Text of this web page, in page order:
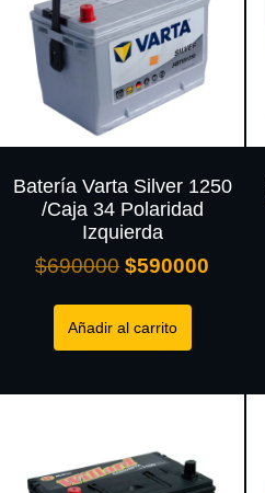
Batería Varta Silver 1250
/Caja 34 Polaridad
Izquierda
$690000 $590000
Añadir al carrito